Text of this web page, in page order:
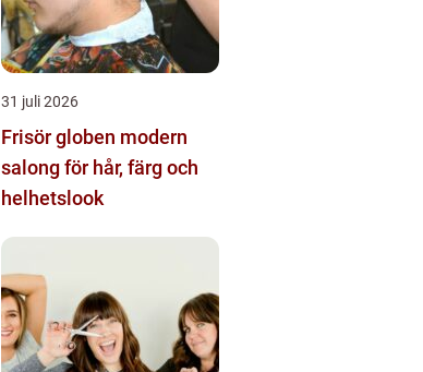
31 juli 2026
Frisör globen modern
salong för hår, färg och
helhetslook